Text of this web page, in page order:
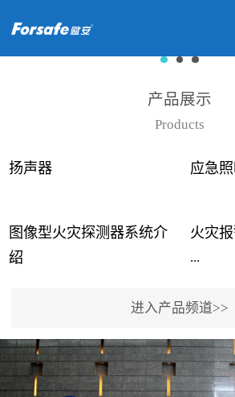
产品展示
Products
扬声器 应急
图像型火灾探测器系统介
绍
...
事故频发，传统的火灾探
测方法已无法满足要求。
尤其是目前众多的大型影
火灾
...
用了具
校验
路状态
进入产品频道>>